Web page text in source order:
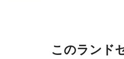
このランド